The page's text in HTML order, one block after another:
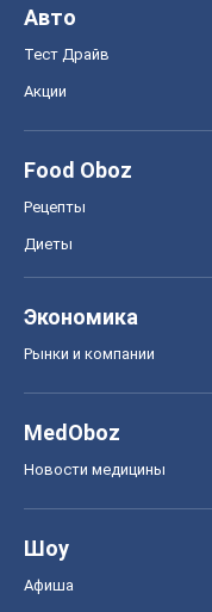
Авто
Тест Драйв
Акции
Food Oboz
Рецепты
Диеты
Экономика
Рынки и компании
MedOboz
Новости медицины
Шоу
Афиша